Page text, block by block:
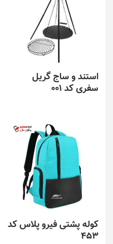
استند و ساج گریل
سفری کد 001
کوله پشتی فیرو پلاس کد
453